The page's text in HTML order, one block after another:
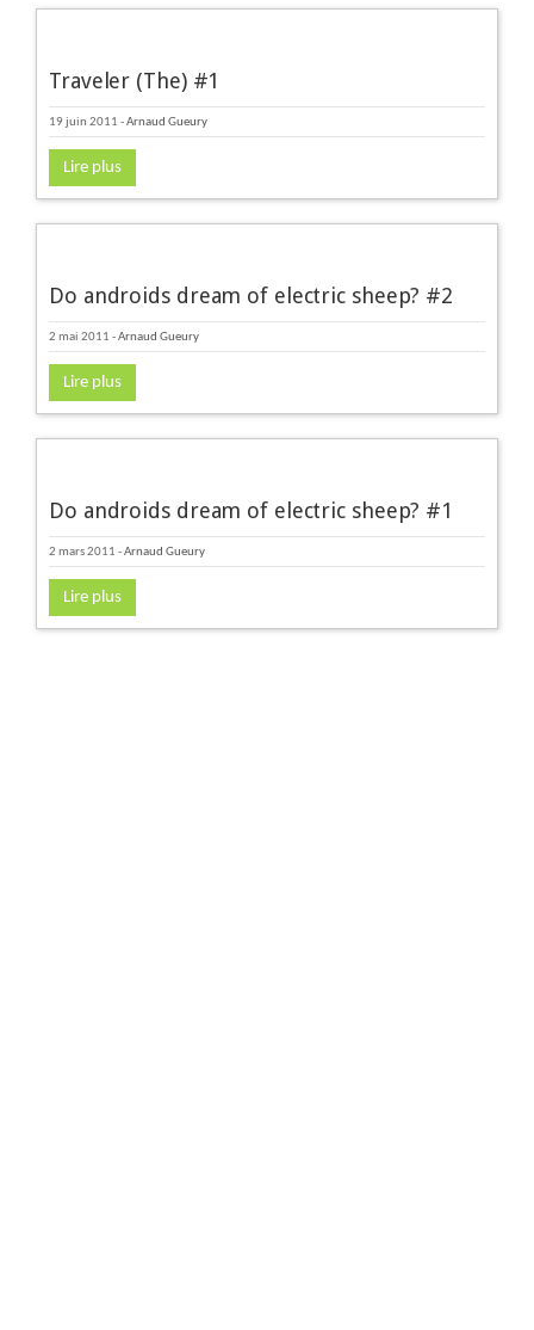
Traveler (The) #1
19 juin 2011 -Arnaud Gueury
Lire plus
Do androids dream of electric sheep? #2
2 mai 2011 -Arnaud Gueury
Lire plus
Do androids dream of electric sheep? #1
2 mars 2011 -Arnaud Gueury
Lire plus